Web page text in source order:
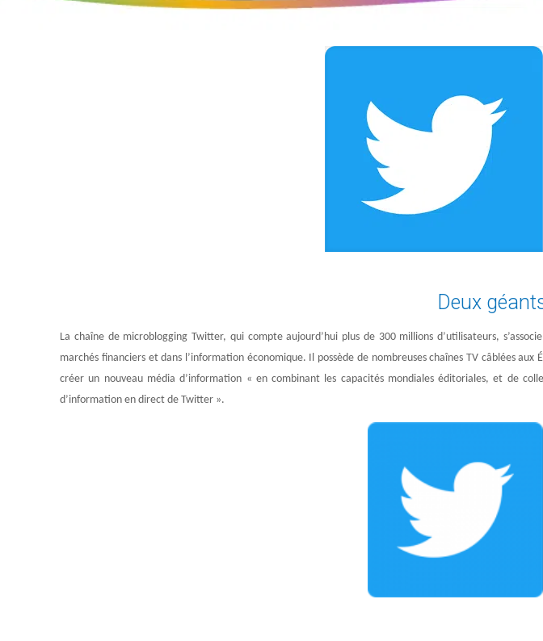
Deux
La chaîne de microblogging Twitter, qui compte aujourd’hui plus de 300 millions d’utilisateurs,
marchés financiers et dans l’information économique. Il possède de nombreuses chaînes TV câblées
créer un nouveau média d’information « en combinant les capacités mondiales éditoriales, et de
d’information en direct de Twitter ».